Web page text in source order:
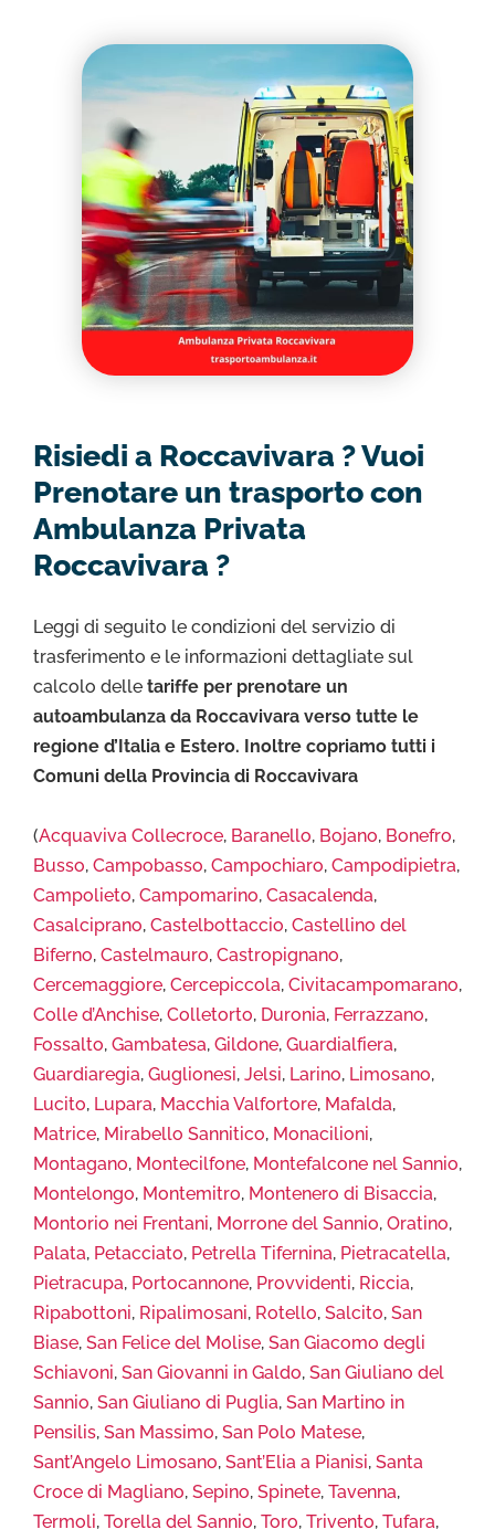
Risiedi a Roccavivara ? Vuoi
Prenotare un trasporto con
Ambulanza Privata
Roccavivara ?
Leggi di seguito le condizioni del servizio di
trasferimento e le informazioni dettagliate sul
calcolo delle tariffe per prenotare un
autoambulanza da Roccavivara verso tutte le
regione d’Italia e Estero. Inoltre copriamo tutti i
Comuni della Provincia di Roccavivara
(Acquaviva Collecroce, Baranello, Bojano, Bonefro,
Busso, Campobasso, Campochiaro, Campodipietra,
Campolieto, Campomarino, Casacalenda,
Casalciprano, Castelbottaccio, Castellino del
Biferno, Castelmauro, Castropignano,
Cercemaggiore, Cercepiccola, Civitacampomarano,
Colle d’Anchise, Colletorto, Duronia, Ferrazzano,
Fossalto, Gambatesa, Gildone, Guardialfiera,
Guardiaregia, Guglionesi, Jelsi, Larino, Limosano,
Lucito, Lupara, Macchia Valfortore, Mafalda,
Matrice, Mirabello Sannitico, Monacilioni,
Montagano, Montecilfone, Montefalcone nel Sannio,
Montelongo, Montemitro, Montenero di Bisaccia,
Montorio nei Frentani, Morrone del Sannio, Oratino,
Palata, Petacciato, Petrella Tifernina, Pietracatella,
Pietracupa, Portocannone, Provvidenti, Riccia,
Ripabottoni, Ripalimosani, Rotello, Salcito, San
Biase, San Felice del Molise, San Giacomo degli
Schiavoni, San Giovanni in Galdo, San Giuliano del
Sannio, San Giuliano di Puglia, San Martino in
Pensilis, San Massimo, San Polo Matese,
Sant’Angelo Limosano, Sant’Elia a Pianisi, Santa
Croce di Magliano, Sepino, Spinete, Tavenna,
Termoli, Torella del Sannio, Toro, Trivento, Tufara,